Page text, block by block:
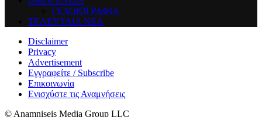
ΓΕΛΟΙΟΓΡΑΦΙΑ
ΤΕΛΕΥΤΑΙΑ ΝΕΑ
Disclaimer
Privacy
Advertisement
Εγγραφείτε / Subscribe
Επικοινωνία
Ενισχύστε τις Αναμνήσεις
© Anamniseis Media Group LLC